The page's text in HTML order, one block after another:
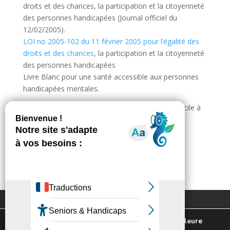
droits et des chances, la participation et la citoyenneté
des personnes handicapées (Journal officiel du
12/02/2005).
LOI no 2005-102 du 11 février 2005 pour l’égalité des
droits et des chances, la participation et la citoyenneté
des personnes handicapées
Livre Blanc pour une santé accessible aux personnes
handicapées mentales.
Edité en 2013 par l’Unapei, a été transcrit en « facile à
lire et à comprendre » grâce à un travail inter-
associatif.
Version complète
Suivez toute l'actualité de votre ville!
J'ai pris connaissance de la politique de
confidentialité.Contactez-nous
Plan du site
Mentions légales
Politique de confidentialité
Nous utilisons des cookies pour vous offrir la meilleure